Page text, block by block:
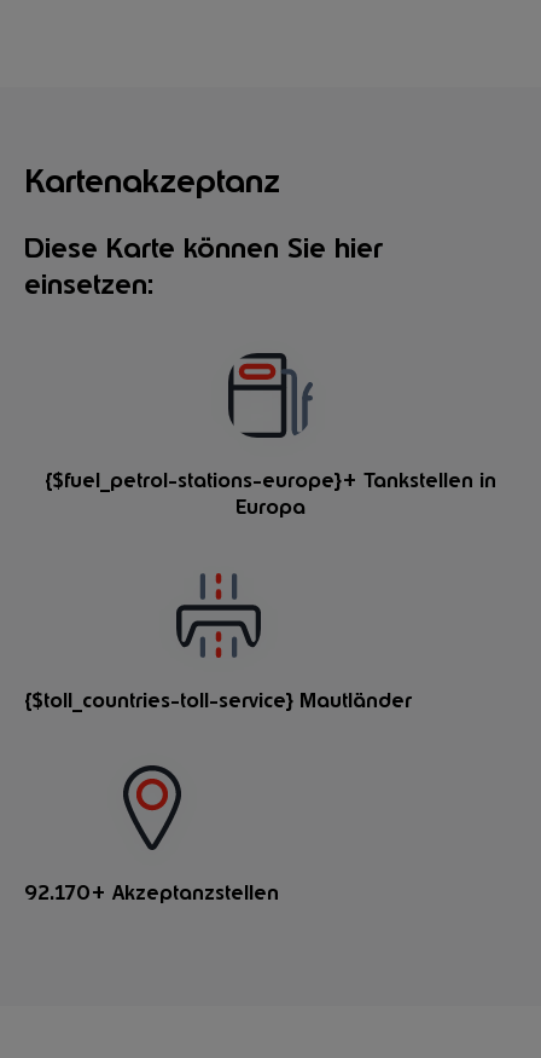
Kartenakzeptanz
Diese Karte können Sie hier
einsetzen:
{$fuel_petrol-stations-europe}+ Tankstellen in
Europa
{$toll_countries-toll-service} Mautländer
92.170+ Akzeptanzstellen